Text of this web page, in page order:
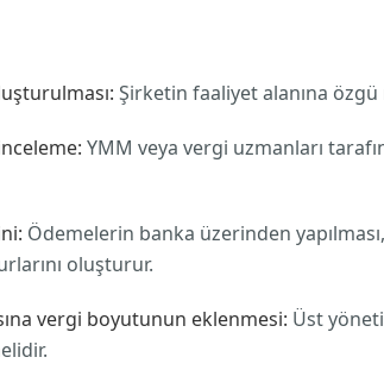
Şirketin faaliyet alanına
YMM veya vergi uzmanları
Ödemelerin banka üzerinden
oluşturur.
vergi boyutunun eklenmesi: Üst